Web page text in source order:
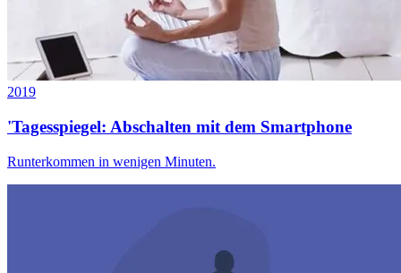
2019
'Tagesspiegel: Abschalten mit dem Smartphone
Runterkommen in wenigen Minuten.